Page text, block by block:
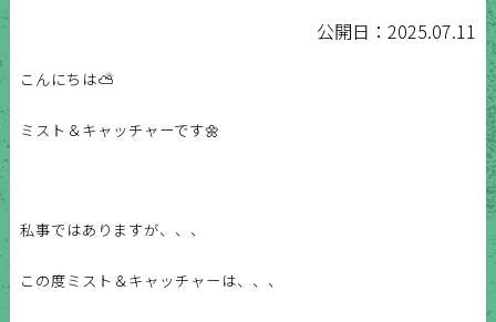
公開日：2025.07.11
こんにちは⛅
ミスト＆キャッチャーです🌼
私事ではありますが、、、
この度ミスト＆キャッチャーは、、、